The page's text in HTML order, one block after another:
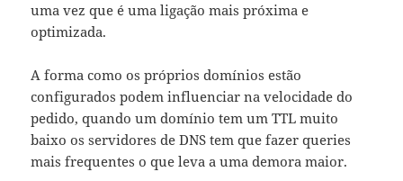
uma vez que é uma ligação mais próxima e
optimizada.
A forma como os próprios domínios estão
configurados podem influenciar na velocidade do
pedido, quando um domínio tem um TTL muito
baixo os servidores de DNS tem que fazer queries
mais frequentes o que leva a uma demora maior.